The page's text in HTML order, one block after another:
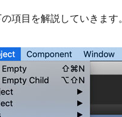
項目を解説していきます